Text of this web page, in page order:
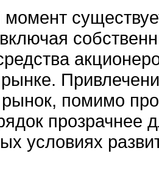
помимо
прозрачнее
условиях